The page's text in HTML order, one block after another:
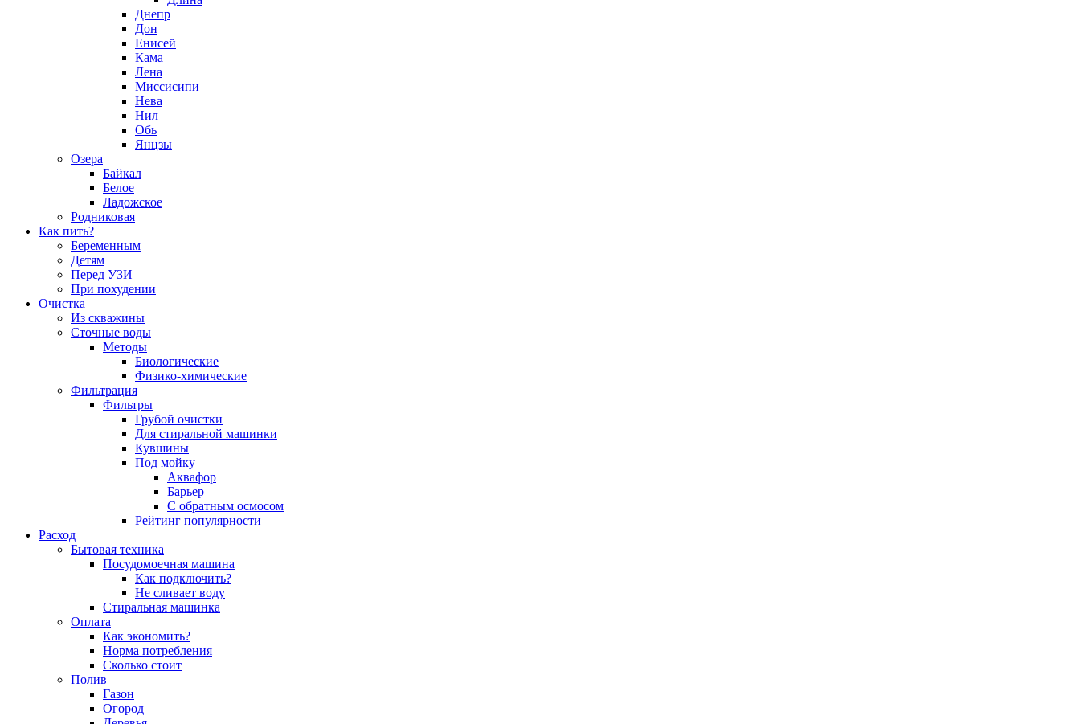
Днепр
Дон
Енисей
Кама
Лена
Миссисипи
Нева
Нил
Обь
Янцзы
Озера
Байкал
Белое
Ладожское
Родниковая
Как пить?
Беременным
Детям
Перед УЗИ
При похудении
Очистка
Из скважины
Сточные воды
Методы
Биологические
Физико-химические
Фильтрация
Фильтры
Грубой очистки
Для стиральной машинки
Кувшины
Под мойку
Аквафор
Барьер
С обратным осмосом
Рейтинг популярности
Расход
Бытовая техника
Посудомоечная машина
Как подключить?
Не сливает воду
Стиральная машинка
Оплата
Как экономить?
Норма потребления
Сколько стоит
Полив
Газон
Огород